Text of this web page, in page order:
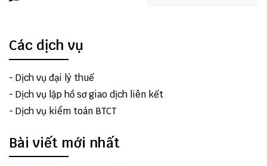
Các dịch vụ
- Dịch vụ đại lý thuế
- Dịch vụ lập hồ sơ giao dịch liên kết
- Dịch vụ kiểm toán BTCT
Bài viết mới nhất